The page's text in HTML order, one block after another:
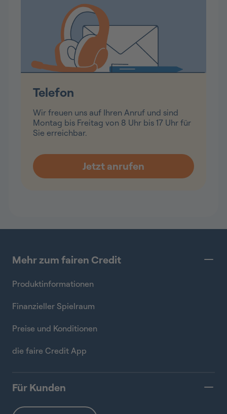
Telefon
Wir freuen uns auf Ihren Anruf und sind
Montag bis Freitag von 8 Uhr bis 17 Uhr für
Sie erreichbar.
Mehr zum fairen Credit
Produktinformationen
Finanzieller Spielraum
Preise und Konditionen
die faire Credit App
Für Kunden